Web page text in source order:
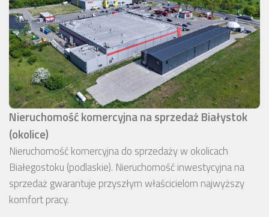
Nieruchomość komercyjna na sprzedaż Białystok
(okolice)
Nieruchomość komercyjna do sprzedaży w okolicach
Białegostoku (podlaskie). Nieruchomość inwestycyjna na
sprzedaż gwarantuje przyszłym właścicielom najwyższy
komfort pracy.